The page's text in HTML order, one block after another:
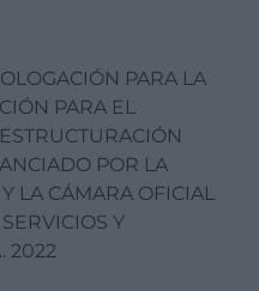
PARA LA
PARA EL
POR LA
LA CÁMARA OFICIAL
Y
2022